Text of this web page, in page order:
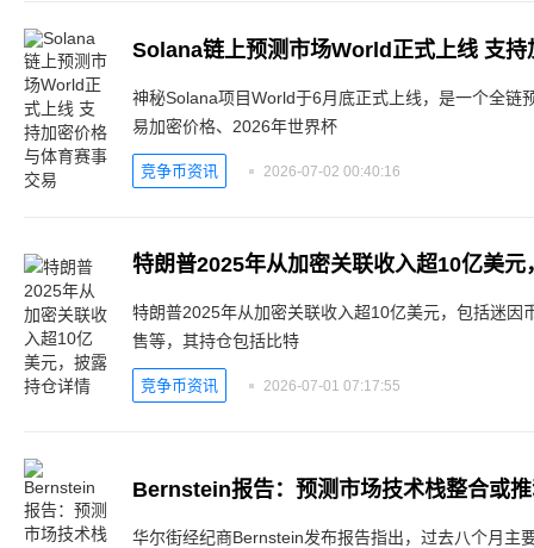
Solana链上预测市场World正式上线 支持
神秘Solana项目World于6月底正式上线，是一个全链
易加密价格、2026年世界杯
竞争币资讯 2026-07-02 00:40:16
特朗普2025年从加密关联收入超10亿美元
特朗普2025年从加密关联收入超10亿美元，包括迷
售等，其持仓包括比特
竞争币资讯 2026-07-01 07:17:55
Bernstein报告：预测市场技术栈整合或
华尔街经纪商Bernstein发布报告指出，过去八个月主